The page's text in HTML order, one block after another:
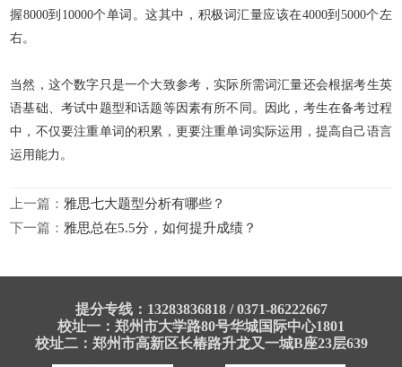
握8000到10000个单词。这其中，积极词汇量应该在4000到5000个左
右。
当然，这个数字只是一个大致参考，实际所需词汇量还会根据考生英
语基础、考试中题型和话题等因素有所不同。因此，考生在备考过程
中，不仅要注重单词的积累，更要注重单词实际运用，提高自己语言
运用能力。
上一篇：雅思七大题型分析有哪些？
下一篇：雅思总在5.5分，如何提升成绩？
提分专线：13283836818 / 0371-86222667
校址一：郑州市大学路80号华城国际中心1801
校址二：郑州市高新区长椿路升龙又一城B座23层639